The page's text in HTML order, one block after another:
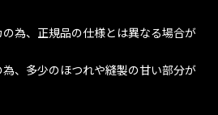
為、正規品の仕様とは異なる場合が
、多少のほつれや縫製の甘い部分が